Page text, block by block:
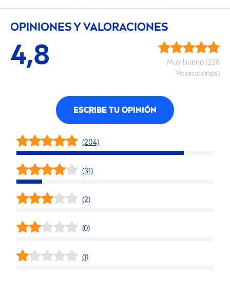
OPINIONES Y VALORACIONES
4,8
Muy bueno (238
Valoraciones)
ESCRIBE TU OPINIÓN
(204)
(31)
(2)
(0)
(1)